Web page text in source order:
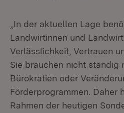
„In der aktuellen Lage
Landwirtinnen und
Verlässlichkeit, Vertrauen
Sie brauchen nicht ständig
Bürokratien oder
Förderprogrammen. Daher
Rahmen der heutigen